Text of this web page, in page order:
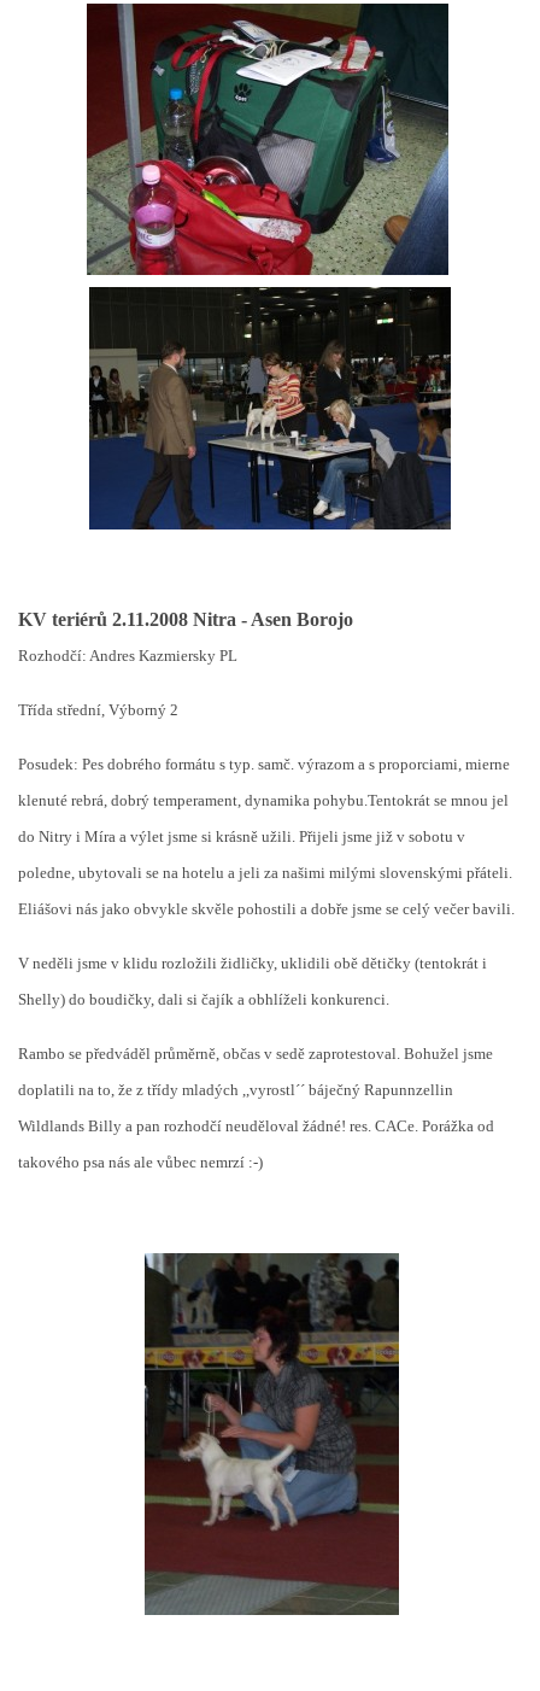
KV teriérů 2.11.2008 Nitra - Asen Borojo
Rozhodčí: Andres Kazmiersky PL
Třída střední, Výborný 2
Posudek: Pes dobrého formátu s typ. samč. výrazom a s proporciami, mierne
klenuté rebrá, dobrý temperament, dynamika pohybu.Tentokrát se mnou jel
do Nitry i Míra a výlet jsme si krásně užili. Přijeli jsme již v sobotu v
poledne, ubytovali se na hotelu a jeli za našimi milými slovenskými přáteli.
Eliášovi nás jako obvykle skvěle pohostili a dobře jsme se celý večer bavili.
V neděli jsme v klidu rozložili židličky, uklidili obě dětičky (tentokrát i
Shelly) do boudičky, dali si čajík a obhlíželi konkurenci.
Rambo se předváděl průměrně, občas v sedě zaprotestoval. Bohužel jsme
doplatili na to, že z třídy mladých ,,vyrostl´´ báječný Rapunnzellin
Wildlands Billy a pan rozhodčí neuděloval žádné! res. CACe. Porážka od
takového psa nás ale vůbec nemrzí :-)